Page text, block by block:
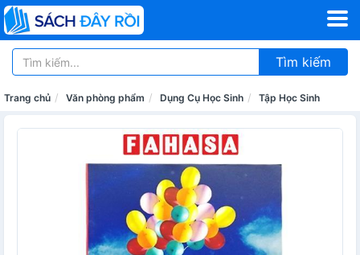
Tìm kiếm
Trang chủ Văn phòng phẩm Dụng Cụ Học Sinh Tập Học Sinh